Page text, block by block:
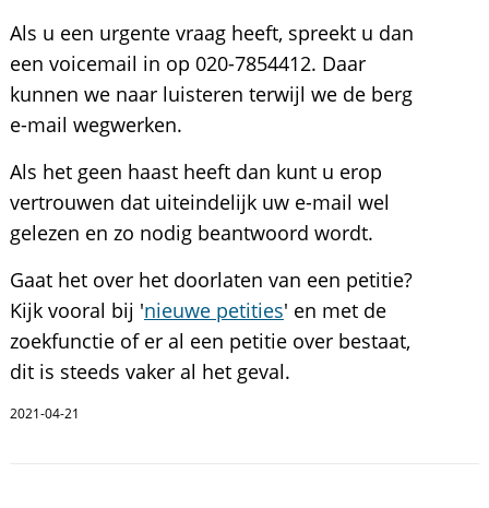
Als u een urgente vraag heeft, spreekt u dan
een voicemail in op 020-7854412. Daar
kunnen we naar luisteren terwijl we de berg
e-mail wegwerken.
Als het geen haast heeft dan kunt u erop
vertrouwen dat uiteindelijk uw e-mail wel
gelezen en zo nodig beantwoord wordt.
Gaat het over het doorlaten van een petitie?
Kijk vooral bij 'nieuwe petities' en met de
zoekfunctie of er al een petitie over bestaat,
dit is steeds vaker al het geval.
2021-04-21